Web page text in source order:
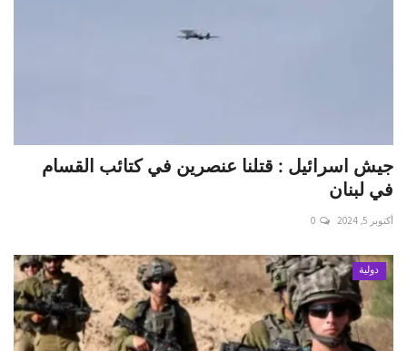
جيش اسرائيل : قتلنا عنصرين في كتائب القسام
في لبنان
أكتوبر 5, 2024 0
دولية